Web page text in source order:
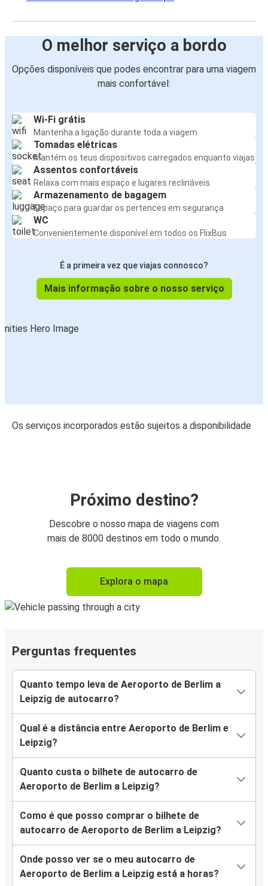
O melhor serviço a bordo
Opções disponíveis que podes encontrar para uma viagem
mais confortável:
Wi-Fi grátis
Mantenha a ligação durante toda a viagem
Tomadas elétricas
Mantém os teus dispositivos carregados enquanto viajas
Assentos confortáveis
Relaxa com mais espaço e lugares reclináveis
Armazenamento de bagagem
Espaço para guardar os pertences em segurança
WC
Convenientemente disponível em todos os FlixBus
É a primeira vez que viajas connosco?
Mais informação sobre o nosso serviço
Os serviços incorporados estão sujeitos a disponibilidade
Próximo destino?
Descobre o nosso mapa de viagens com
mais de 8000 destinos em todo o mundo.
Explora o mapa
Perguntas frequentes
Quanto tempo leva de Aeroporto de Berlim a
Leipzig de autocarro?
Qual é a distância entre Aeroporto de Berlim e
Leipzig?
Quanto custa o bilhete de autocarro de
Aeroporto de Berlim a Leipzig?
Como é que posso comprar o bilhete de
autocarro de Aeroporto de Berlim a Leipzig?
Onde posso ver se o meu autocarro de
Aeroporto de Berlim a Leipzig está a horas?